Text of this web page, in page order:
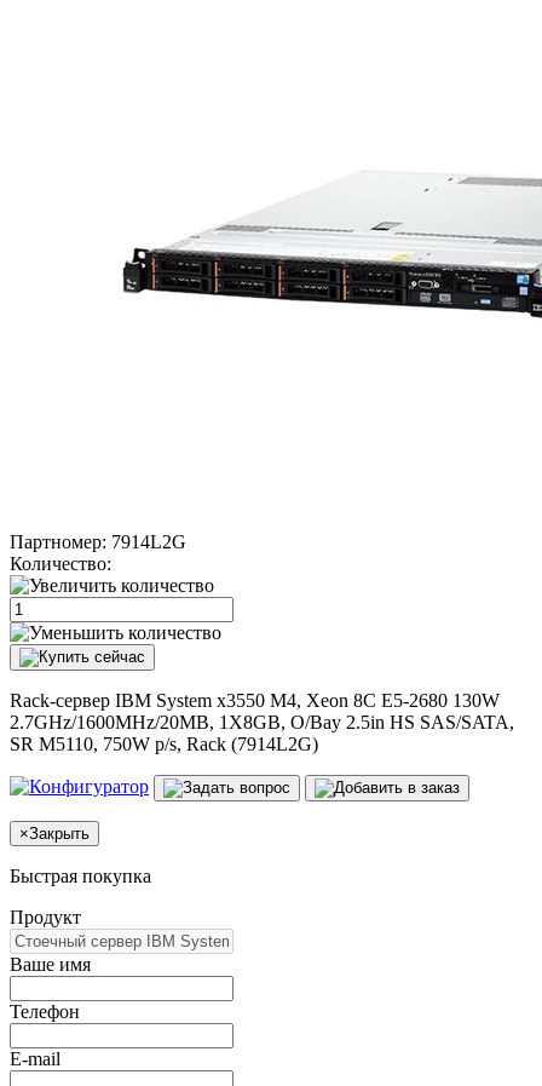
Партномер: 7914L2G
Количество:
Rack-сервер IBM System x3550 M4, Xeon 8C E5-2680 130W
2.7GHz/1600MHz/20MB, 1X8GB, O/Bay 2.5in HS SAS/SATA,
SR M5110, 750W p/s, Rack (7914L2G)
×Закрыть
Быстрая покупка
Продукт
Ваше имя
Телефон
E-mail